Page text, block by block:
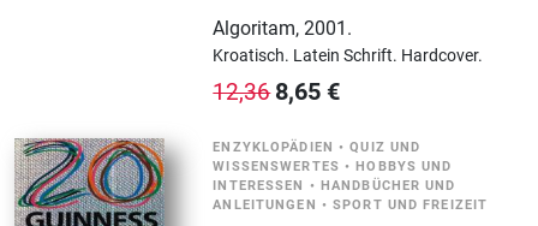
Algoritam,2001.
Kroatisch. Latein Schrift. Hardcover.
12,36 8,65 €
ENZYKLOPÄDIEN •QUIZ UND
WISSENSWERTES •HOBBYS UND
INTERESSEN • HANDBÜCHER UND
ANLEITUNGEN •SPORT UND FREIZEIT